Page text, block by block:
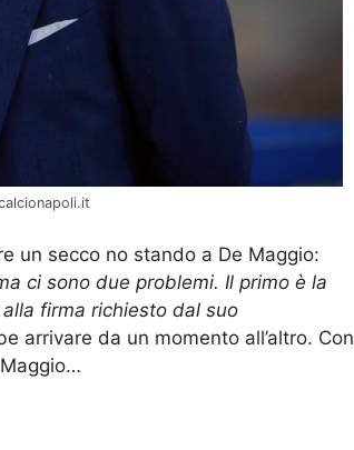
un secco no stando a De Maggio:
ci sono due problemi. Il primo è la
firma richiesto dal suo
arrivare da un momento all’altro. Con